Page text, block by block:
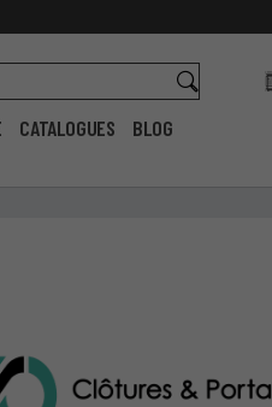
CATALOGUES BLOG